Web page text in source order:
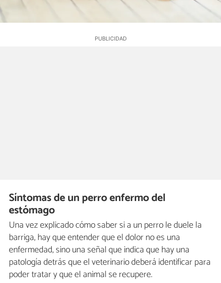
Síntomas de un perro enfermo del
estómago
Una vez explicado cómo saber si a un perro le duele la
barriga, hay que entender que el dolor no es una
enfermedad, sino una señal que indica que hay una
patología detrás que el veterinario deberá identificar para
poder tratar y que el animal se recupere.